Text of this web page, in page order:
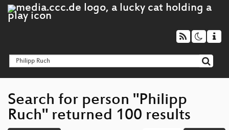
Search for person "Philipp
Ruch" returned 100 results